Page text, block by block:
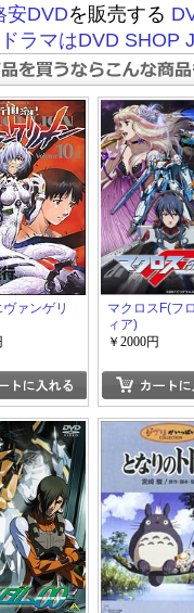
安DVDを販売する
ラマはDVD SHOP
ァンゲリ
マクロスF(フ
ィア)
￥2000円